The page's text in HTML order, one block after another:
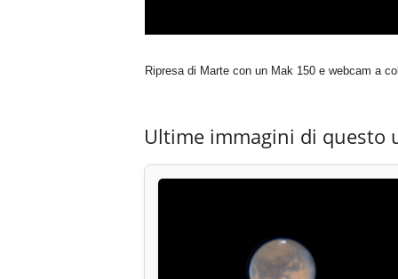
Ripresa di Marte con un Mak 150 e webcam a
Ultime immagini di questo